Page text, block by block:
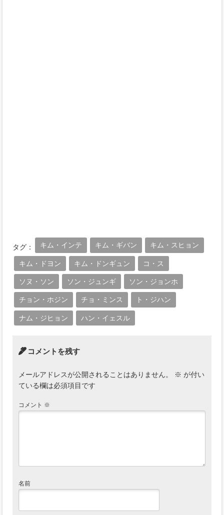
タグ： キム・インテ キム・ギバン キム・スヒョン
キム・ドヨン キム・ドンギュン コ・ス
ソヌ・ソン ソン・ジュンギ ソン・ジョンホ
チョン・ホジン チョ・ミンス ト・ジハン
ナム・ジヒョン ハン・イェスル
コメントを残す
メールアドレスが公開されることはありません。 ※ が付い
ている欄は必須項目です
コメント ※
名前